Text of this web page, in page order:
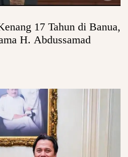
17 Tahun di Banua,
H. Abdussamad